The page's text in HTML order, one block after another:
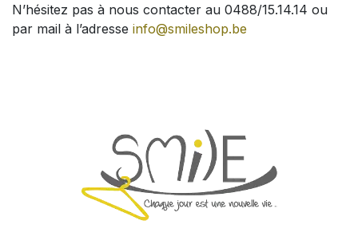
N’hésitez pas à nous contacter au 0488/15.14.14 ou
par mail à l’adresse info@smileshop.be